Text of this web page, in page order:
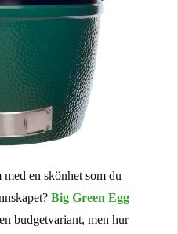
en skönhet som du
Big Green Egg
budgetvariant, men hur